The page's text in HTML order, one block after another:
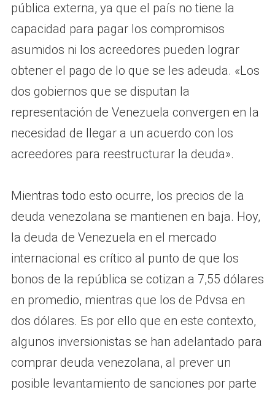
pública externa, ya que el país no tiene la
capacidad para pagar los compromisos
asumidos ni los acreedores pueden lograr
obtener el pago de lo que se les adeuda. «Los
dos gobiernos que se disputan la
representación de Venezuela convergen en la
necesidad de llegar a un acuerdo con los
acreedores para reestructurar la deuda».
Mientras todo esto ocurre, los precios de la
deuda venezolana se mantienen en baja. Hoy,
la deuda de Venezuela en el mercado
internacional es crítico al punto de que los
bonos de la república se cotizan a 7,55 dólares
en promedio, mientras que los de Pdvsa en
dos dólares. Es por ello que en este contexto,
algunos inversionistas se han adelantado para
comprar deuda venezolana, al prever un
posible levantamiento de sanciones por parte